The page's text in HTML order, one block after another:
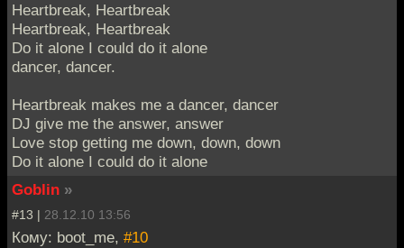
Heartbreak, Heartbreak
Heartbreak, Heartbreak
Do it alone I could do it alone
dancer, dancer.
Heartbreak makes me a dancer, dancer
DJ give me the answer, answer
Love stop getting me down, down, down
Do it alone I could do it alone
Goblin »
#13 | 28.12.10 13:56
Кому: boot_me, #10